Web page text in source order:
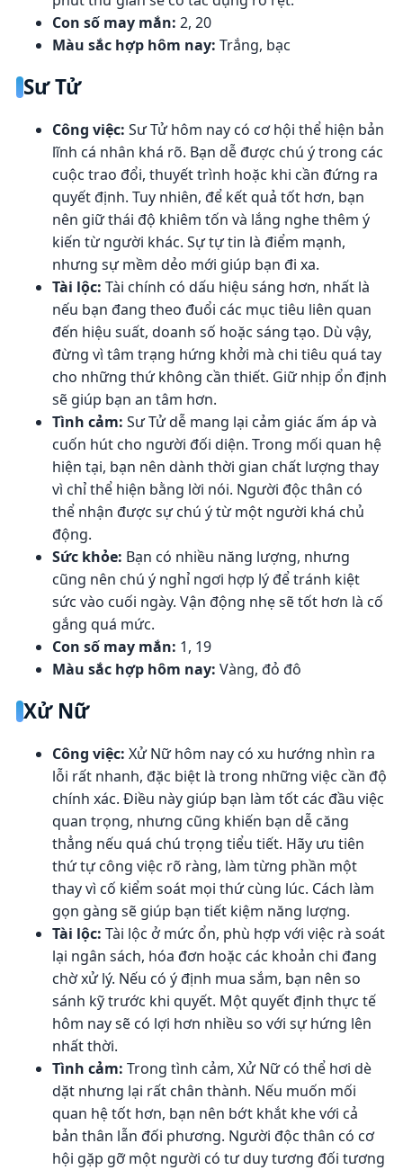
Con số may mắn: 2, 20
Màu sắc hợp hôm nay: Trắng, bạc
Sư Tử
Công việc: Sư Tử hôm nay có cơ hội thể hiện bản
lĩnh cá nhân khá rõ. Bạn dễ được chú ý trong các
cuộc trao đổi, thuyết trình hoặc khi cần đứng ra
quyết định. Tuy nhiên, để kết quả tốt hơn, bạn
nên giữ thái độ khiêm tốn và lắng nghe thêm ý
kiến từ người khác. Sự tự tin là điểm mạnh,
nhưng sự mềm dẻo mới giúp bạn đi xa.
Tài lộc: Tài chính có dấu hiệu sáng hơn, nhất là
nếu bạn đang theo đuổi các mục tiêu liên quan
đến hiệu suất, doanh số hoặc sáng tạo. Dù vậy,
đừng vì tâm trạng hứng khởi mà chi tiêu quá tay
cho những thứ không cần thiết. Giữ nhịp ổn định
sẽ giúp bạn an tâm hơn.
Tình cảm: Sư Tử dễ mang lại cảm giác ấm áp và
cuốn hút cho người đối diện. Trong mối quan hệ
hiện tại, bạn nên dành thời gian chất lượng thay
vì chỉ thể hiện bằng lời nói. Người độc thân có
thể nhận được sự chú ý từ một người khá chủ
động.
Sức khỏe: Bạn có nhiều năng lượng, nhưng
cũng nên chú ý nghỉ ngơi hợp lý để tránh kiệt
sức vào cuối ngày. Vận động nhẹ sẽ tốt hơn là cố
gắng quá mức.
Con số may mắn: 1, 19
Màu sắc hợp hôm nay: Vàng, đỏ đô
Xử Nữ
Công việc: Xử Nữ hôm nay có xu hướng nhìn ra
lỗi rất nhanh, đặc biệt là trong những việc cần độ
chính xác. Điều này giúp bạn làm tốt các đầu việc
quan trọng, nhưng cũng khiến bạn dễ căng
thẳng nếu quá chú trọng tiểu tiết. Hãy ưu tiên
thứ tự công việc rõ ràng, làm từng phần một
thay vì cố kiểm soát mọi thứ cùng lúc. Cách làm
gọn gàng sẽ giúp bạn tiết kiệm năng lượng.
Tài lộc: Tài lộc ở mức ổn, phù hợp với việc rà soát
lại ngân sách, hóa đơn hoặc các khoản chi đang
chờ xử lý. Nếu có ý định mua sắm, bạn nên so
sánh kỹ trước khi quyết. Một quyết định thực tế
hôm nay sẽ có lợi hơn nhiều so với sự hứng lên
nhất thời.
Tình cảm: Trong tình cảm, Xử Nữ có thể hơi dè
dặt nhưng lại rất chân thành. Nếu muốn mối
quan hệ tốt hơn, bạn nên bớt khắt khe với cả
bản thân lẫn đối phương. Người độc thân có cơ
hội gặp gỡ một người có tư duy tương đối tương